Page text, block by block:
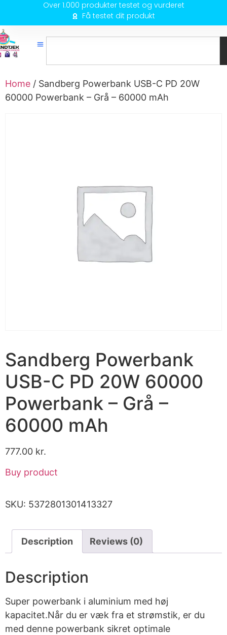
Over 1.000 produkter testet og vurderet
Få testet dit produkt
Home / Sandberg Powerbank USB-C PD 20W
60000 Powerbank – Grå – 60000 mAh
Sandberg Powerbank
USB-C PD 20W 60000
Powerbank – Grå –
60000 mAh
777.00 kr.
Buy product
SKU: 5372801301413327
Description Reviews (0)
Description
Super powerbank i aluminium med høj
kapacitet.Når du er væk fra et strømstik, er du
med denne powerbank sikret optimale